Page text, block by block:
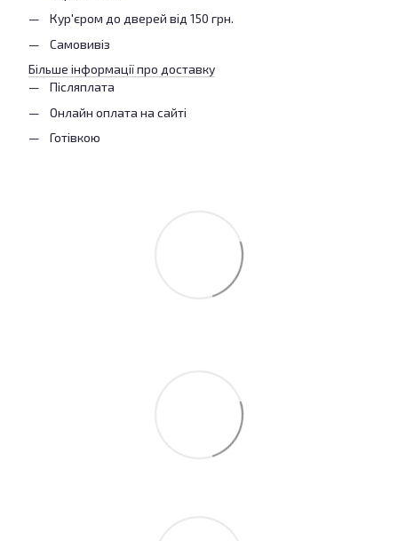
Кур'єром до дверей від 150 грн.
Самовивіз
Більше інформації про доставку
Післяплата
Онлайн оплата на сайті
Готівкою